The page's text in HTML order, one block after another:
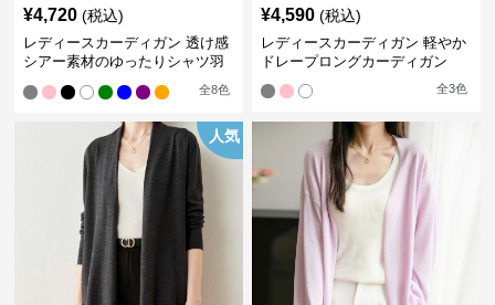
¥4,720 (税込)
レディースカーディガン 透け感
シアー素材のゆったりシャツ羽
全8色
¥4,590 (税込)
レディースカーディガン 軽やか
ドレープロングカーディガン
全3色
人気